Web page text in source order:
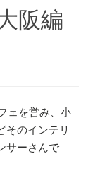
阪編
ェを営み、小
そのインテリ
サーさんで